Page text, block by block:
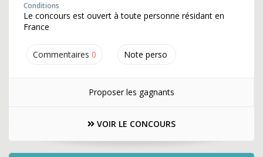
Commentaires 0 Note perso
Conditions
Le concours est ouvert à toute personne résidant en
France
Proposer les gagnants
VOIR LE CONCOURS